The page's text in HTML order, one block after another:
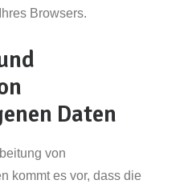
Browsers.
Daten
von
kommt es vor, dass die